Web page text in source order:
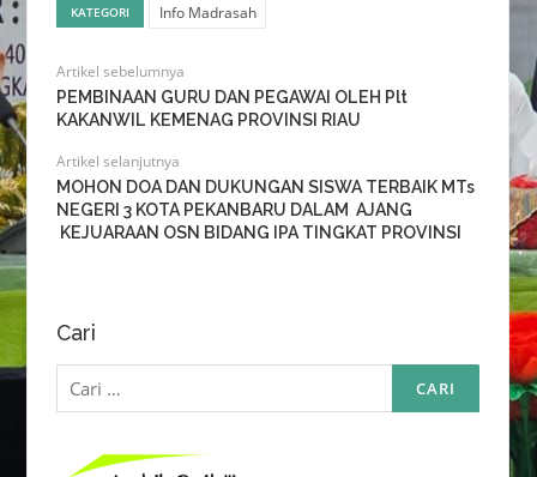
KATEGORI Info Madrasah
Artikel sebelumnya
PEMBINAAN GURU DAN PEGAWAI OLEH Plt
KAKANWIL KEMENAG PROVINSI RIAU
Artikel selanjutnya
MOHON DOA DAN DUKUNGAN SISWA TERBAIK MTs
NEGERI 3 KOTA PEKANBARU DALAM AJANG
KEJUARAAN OSN BIDANG IPA TINGKAT PROVINSI
Cari
Cari
untuk: